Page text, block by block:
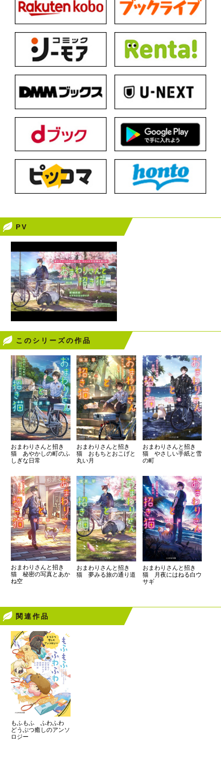
PV
このシリーズの作品
おまわりさんと招き
猫 あやかしの町のふ
しぎな日常
おまわりさんと招き
猫 おもちとおこげと
丸い月
おまわりさんと招き
猫 やさしい手紙と雪
の町
おまわりさんと招き
猫 秘密の写真とあか
ね空
おまわりさんと招き
猫 夢みる旅の通り道
おまわりさんと招き
猫 月夜にはねる白ウ
サギ
関連作品
もふもふ ふわふわ
どうぶつ癒しのアンソ
ロジー